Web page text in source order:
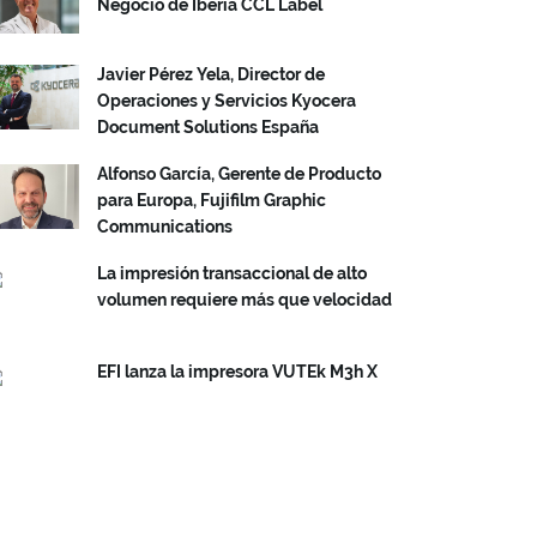
Negocio de Iberia CCL Label
Javier Pérez Yela, Director de
Operaciones y Servicios Kyocera
Document Solutions España
Alfonso García, Gerente de Producto
para Europa, Fujifilm Graphic
Communications
La impresión transaccional de alto
volumen requiere más que velocidad
EFI lanza la impresora VUTEk M3h X